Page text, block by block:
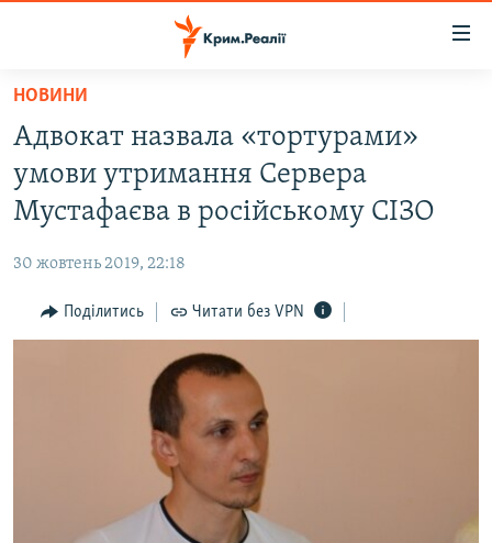
Перейти
основного
матеріалу
Перейти
до
основної
Перейти
до
ВОДА.КРИМ
ВІДЕО ТА ФОТО
БЛОГИ
ПОГЛЯД
ВІДЕОУРОКИ «ELIFBE»
ЯК ОБІЙТИ БЛОКУВАННЯ
Русский
НОВИНИ
Адвокат назвала «тортурами»
умови утримання Сервера
Мустафаєва в російському СІЗО
30 жовтень 2019, 22:18
Поділитись Читати без VPN